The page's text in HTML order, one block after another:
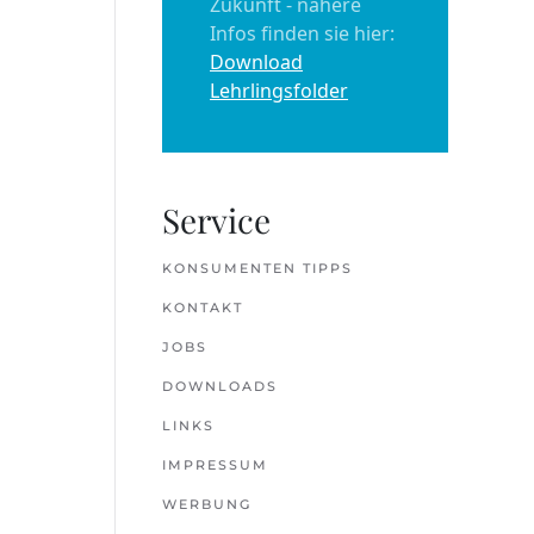
Infos finden sie hier:
Download
Lehrlingsfolder
Service
KONSUMENTEN TIPPS
KONTAKT
JOBS
DOWNLOADS
LINKS
IMPRESSUM
WERBUNG